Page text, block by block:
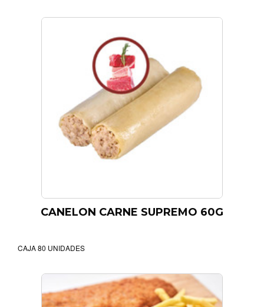
CANELON CARNE SUPREMO 60G
CAJA 80 UNIDADES